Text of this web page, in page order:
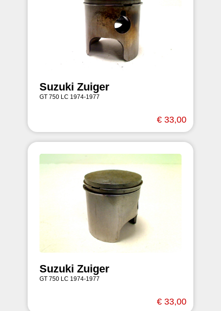
Suzuki Zuiger
GT 750 LC 1974-1977
€ 33,00
Suzuki Zuiger
GT 750 LC 1974-1977
€ 33,00